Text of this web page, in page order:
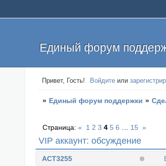
Единый форум
Привет, Гость! Войдите или
» Единый форум поддержки »
VIP аккаунт: обсуждение
Страница:« 1 2 3 4 5 6 15 »
ACT3255